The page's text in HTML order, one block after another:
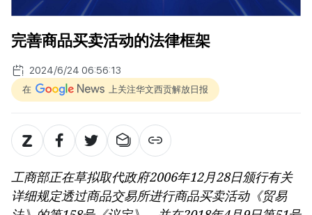
完善商品买卖活动的法律框架
2024/6/24 06:56:13
在 上关注华文西贡解放日报
工商部正在草拟取代政府2006年12月28日颁行有关
详细规定透过商品交易所进行商品买卖活动《贸易